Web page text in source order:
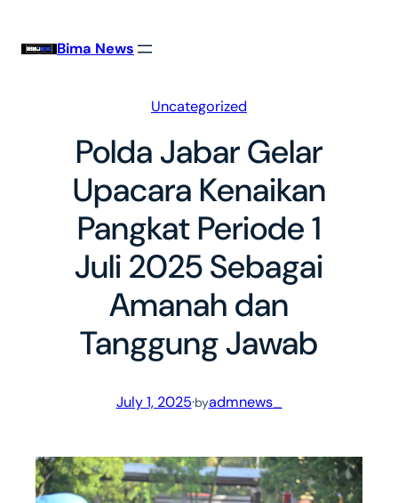
Bima News
Uncategorized
Polda Jabar Gelar
Upacara Kenaikan
Pangkat Periode 1
Juli 2025 Sebagai
Amanah dan
Tanggung Jawab
July 1, 2025·byadmnews_